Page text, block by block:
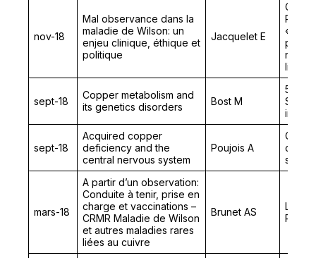
nov-18
Mal observance dans la
maladie de Wilson: un
enjeu clinique, éthique et
politique
Jacquelet E
«
lien
sept-18
Copper metabolism and
its genetics disorders
Bost M
5th
in
sept-18
Acquired copper
deficiency and the
central nervous system
Poujois A
mars-18
A partir d’un observation:
Conduite à tenir, prise en
charge et vaccinations –
CRMR Maladie de Wilson
et autres maladies rares
liées au cuivre
Brunet AS
Les